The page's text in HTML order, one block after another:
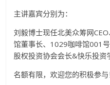
主讲嘉宾分别为：
刘毅博士现任北美众筹网
馆董事长、1029咖啡馆001
股权投资协会会长&快乐投资
名额有限，欢迎您的积极参与